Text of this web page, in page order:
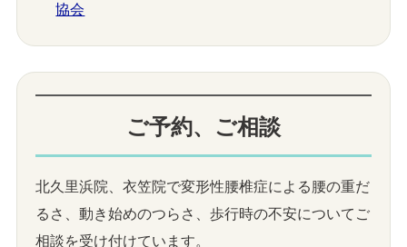
協会
ご予約、ご相談
北久里浜院、衣笠院で変形性腰椎症による腰の重だ
るさ、動き始めのつらさ、歩行時の不安についてご
相談を受け付けています。